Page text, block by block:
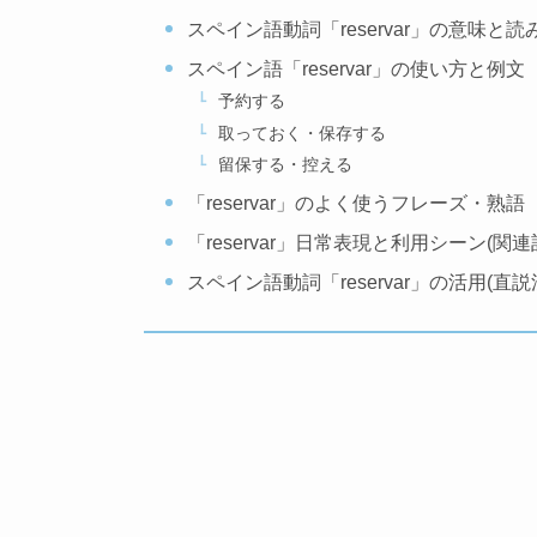
スペイン語動詞「reservar」の意味と読
スペイン語「reservar」の使い方と例文
予約する
取っておく・保存する
留保する・控える
「reservar」のよく使うフレーズ・熟語
「reservar」日常表現と利用シーン(関連
スペイン語動詞「reservar」の活用(直説